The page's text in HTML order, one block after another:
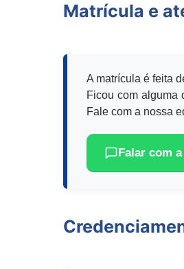
Matrícula e
A matrícula é feita
Ficou com alguma
Fale com a nossa
Falar com